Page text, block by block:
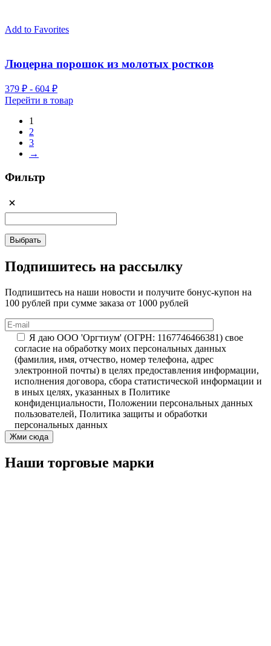
Add to Favorites
Люцерна порошок из молотых ростков
379 ₽ - 604 ₽
Перейти в товар
1
2
3
→
Фильтр
Выбрать
Подпишитесь на рассылку
Подпишитесь на наши новости и получите бонус-купон на
100 рублей при сумме заказа от 1000 рублей
Я даю ООО 'Оргтиум' (ОГРН: 1167746466381) свое
согласие на обработку моих персональных данных
(фамилия, имя, отчество, номер телефона, адрес
электронной почты) в целях предоставления информации,
исполнения договора, сбора статистической информации и
в иных целях, указанных в Политике
конфиденциальности, Положении персональных данных
пользователей, Политика защиты и обработки
персональных данных
Наши торговые марки